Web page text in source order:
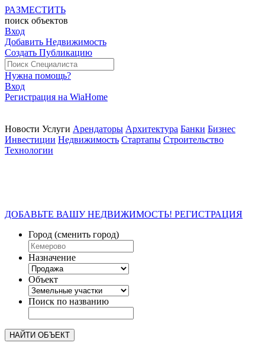
РАЗМЕСТИТЬ
поиск объектов
Вход
Добавить Недвижимость
Создать Публикацию
Нужна помощь?
Вход
Регистрация на WiaHome
Новости Услуги Арендаторы Архитектура Банки Бизнес
Инвестиции Недвижимость Стартапы Строительство
Технологии
ДОБАВЬТЕ ВАШУ НЕДВИЖИМОСТЬ! РЕГИСТРАЦИЯ
Город (сменить город)
Назначение
Объект
Поиск по названию